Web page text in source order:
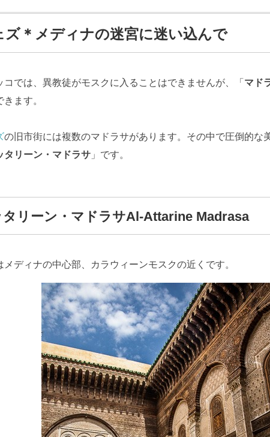
ズ＊メディナの迷宮に迷い込んで
コでは、異教徒がモスクに入ることはできませんが、「 マド
きます。
の旧市街には複数のマドラサがあります。その中で圧倒的な
タリーン・マドラサ 」です。
タリーン・マドラサAl-Attarine Madrasa
メディナの中心部、カラウィーンモスクの近くです。